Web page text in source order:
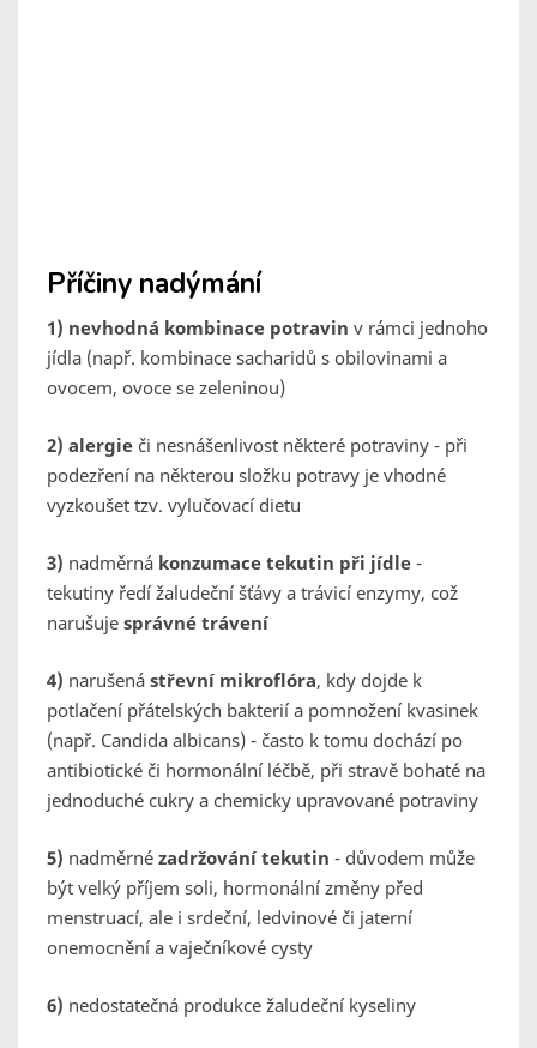
Příčiny nadýmání
1) nevhodná kombinace potravin v rámci jednoho
jídla (např. kombinace sacharidů s obilovinami a
ovocem, ovoce se zeleninou)
2) alergie či nesnášenlivost některé potraviny - při
podezření na některou složku potravy je vhodné
vyzkoušet tzv. vylučovací dietu
3) nadměrná konzumace tekutin při jídle -
tekutiny ředí žaludeční šťávy a trávicí enzymy, což
narušuje správné trávení
4) narušená střevní mikroflóra, kdy dojde k
potlačení přátelských bakterií a pomnožení kvasinek
(např. Candida albicans) - často k tomu dochází po
antibiotické či hormonální léčbě, při stravě bohaté na
jednoduché cukry a chemicky upravované potraviny
5) nadměrné zadržování tekutin - důvodem může
být velký příjem soli, hormonální změny před
menstruací, ale i srdeční, ledvinové či jaterní
onemocnění a vaječníkové cysty
6) nedostatečná produkce žaludeční kyseliny